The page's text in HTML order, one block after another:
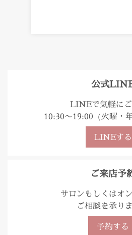
公式
LINEで気軽にご
10:30〜19:00（火曜・
LINEする
ご来店予
サロンもしくはオ
ご相談を承りま
予約する